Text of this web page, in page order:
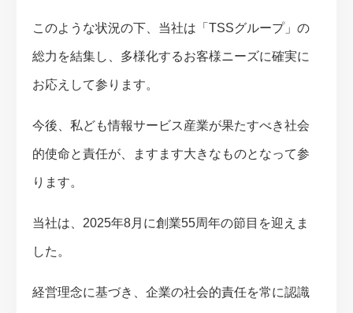
このような状況の下、当社は「TSSグループ」の
総力を結集し、多様化するお客様ニーズに確実に
お応えして参ります。
今後、私ども情報サービス産業が果たすべき社会
的使命と責任が、ますます大きなものとなって参
ります。
当社は、2025年8月に創業55周年の節目を迎えま
した。
経営理念に基づき、企業の社会的責任を常に認識